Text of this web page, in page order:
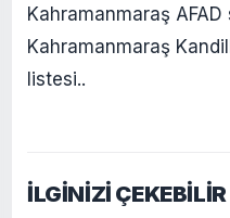
Kahramanmaraş
Kahramanmaraş
listesi..
İLGİNİZİ ÇEKEBİLİR